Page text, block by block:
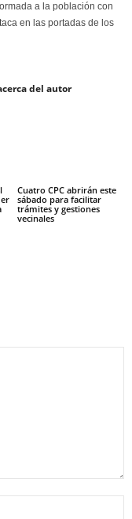
a la población con
en las portadas de los
del autor
Cuatro CPC abrirán este
sábado para facilitar
trámites y gestiones
vecinales